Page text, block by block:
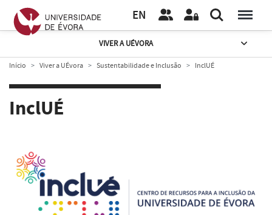
EN
VIVER A UÉVORA
Início Viver a UÉvora Sustentabilidade e Inclusão InclUÉ
InclUÉ